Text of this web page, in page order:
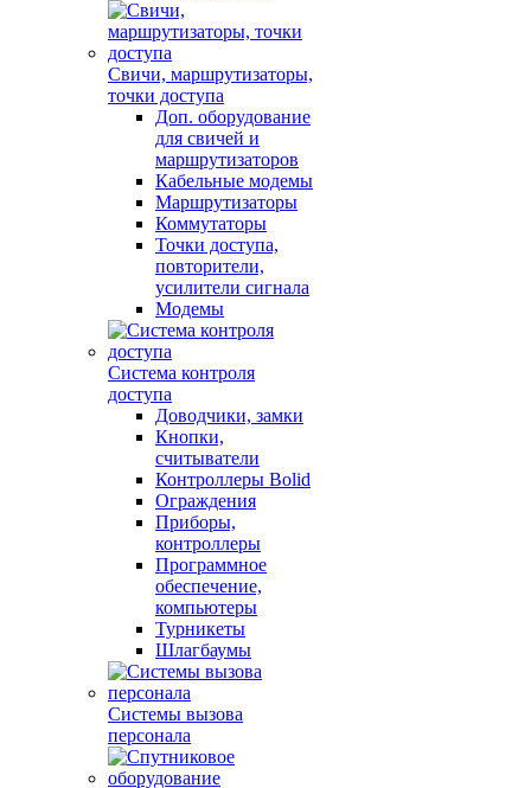
Свичи, маршрутизаторы,
точки доступа
Доп. оборудование
для свичей и
маршрутизаторов
Кабельные модемы
Маршрутизаторы
Коммутаторы
Точки доступа,
повторители,
усилители сигнала
Модемы
Система контроля
доступа
Доводчики, замки
Кнопки,
считыватели
Контроллеры Bolid
Ограждения
Приборы,
контроллеры
Программное
обеспечение,
компьютеры
Турникеты
Шлагбаумы
Системы вызова
персонала